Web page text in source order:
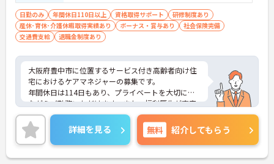
日勤のみ 年間休日110日以上 資格取得サポート
研修制度あり
産休･育休･介護休暇取得実績あり
ボーナス・賞与あり
社会保険完備
交通費支給
退職金制度あり
大阪府豊中市に位置するサービス付き高齢者向け住
宅におけるケアマネジャーの募集です。
年間休日は114日もあり、プライベートを大切にし
ながらご勤務いただけます。また、福利厚生が充実
しています。働きやすい環境が整っており、安心し
て長くご勤務いただけます。
ご興味のある方には、面接対策ポイントなど、さら
に詳細をご案内しますのでお気軽にご相談くださ
い！
詳細を見る 無料 紹介してもらう